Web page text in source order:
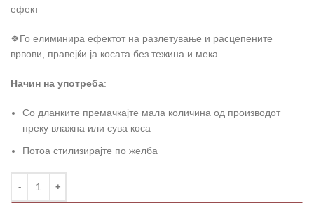
ефект
❖Го елиминира ефектот на разлетување и расцепените
врвови, правејќи ја косата без тежина и мека
Начин на употреба:
Со дланките премачкајте мала количина од производот
преку влажна или сува коса
Потоа стилизирајте по желба